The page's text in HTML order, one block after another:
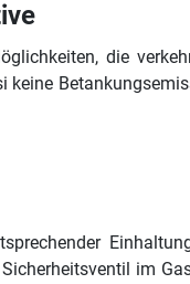
die
keine
im